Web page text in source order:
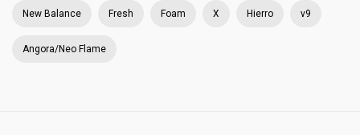
New Balance Fresh Foam X Hierro v9
Angora/Neo Flame